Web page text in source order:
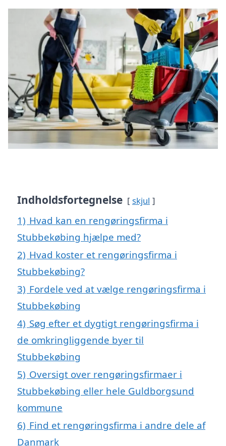
Indholdsfortegnelse skjul
1) Hvad kan en rengøringsfirma i
Stubbekøbing hjælpe med?
2) Hvad koster et rengøringsfirma i
Stubbekøbing?
3) Fordele ved at vælge rengøringsfirma i
Stubbekøbing
4) Søg efter et dygtigt rengøringsfirma i
de omkringliggende byer til
Stubbekøbing
5) Oversigt over rengøringsfirmaer i
Stubbekøbing eller hele Guldborgsund
kommune
6) Find et rengøringsfirma i andre dele af
Danmark